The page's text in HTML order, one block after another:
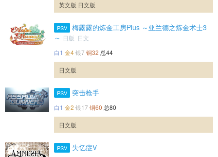
英文版 日文版
PSV
梅露露的炼金工房Plus ～亚兰德之炼金术士3
～ 日版 日文
白1 金4银7 铜32 总44
日文版
PSV 突击枪手
白1 金2 银17 铜60 总80
日文版
PSV 失忆症V